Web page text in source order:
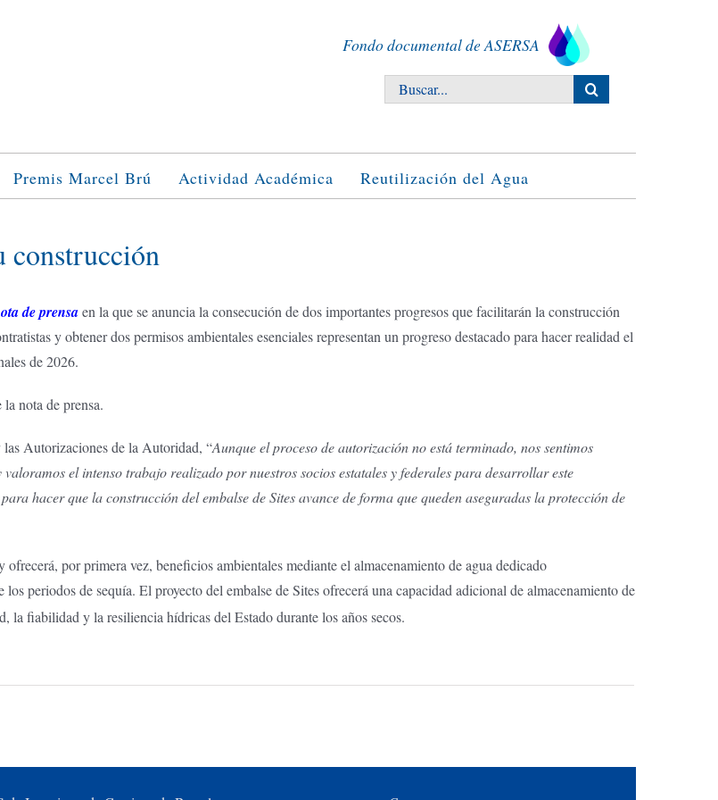
Fondo documental de ASERSA
Buscar:
Premis Marcel Brú Actividad Académica Reutilización del Agua
construcción
de prensaen la que se anuncia la consecución de dos importantes progresos que facilitarán la construcción
y obtener dos permisos ambientales esenciales representan un progreso destacado para hacer realidad el
de 2026.
nota de prensa.
Autorizaciones de la Autoridad, “Aunque el proceso de autorización no está terminado, nos sentimos
el intenso trabajo realizado por nuestros socios estatales y federales para desarrollar este
hacer que la construcción del embalse de Sites avance de forma que queden aseguradas la protección de
por primera vez, beneficios ambientales mediante el almacenamiento de agua dedicado
periodos de sequía. El proyecto del embalse de Sites ofrecerá una capacidad adicional de almacenamiento de
fiabilidad y la resiliencia hídricas del Estado durante los años secos.